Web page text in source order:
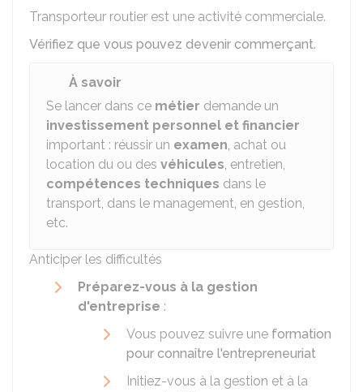
Transporteur routier est une activité commerciale.
Vérifiez que vous pouvez devenir commerçant.
À savoir
Se lancer dans ce métier demande un
investissement personnel et financier
important : réussir un examen, achat ou
location du ou des véhicules, entretien,
compétences techniques dans le
transport, dans le management, en gestion,
etc.
Anticiper les difficultés
Préparez-vous à la gestion
d'entreprise :
Vous pouvez suivre une formation
pour connaître l'entrepreneuriat
Initiez-vous à la gestion et à la